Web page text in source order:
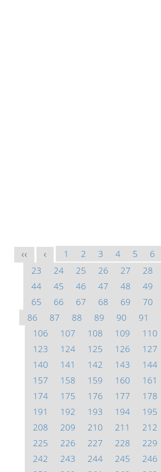
<< < 1 2 3 4 5 6
23
24 25 26 27 28
44
45 46 47 48 49
65
66 67 68 69 70
86
87 88 89 90 91
106
107 108 109 110
123
124 125 126 127
140
141 142 143 144
157
158 159 160 161
174
175 176 177 178
191
192 193 194 195
208
209 210 211 212
225
226 227 228 229
242
243 244 245 246